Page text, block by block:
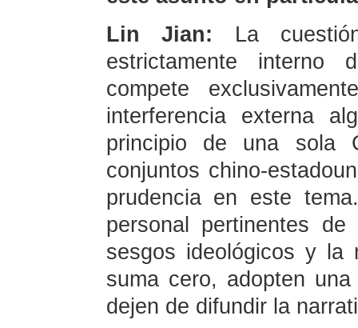
Lin Jian: La
estrictamente interno
compete
interferencia externa
principio de una sola
conjuntos chino-
prudencia en este
personal pertinentes
sesgos ideológicos y la
suma cero, adopten
dejen de difundir la